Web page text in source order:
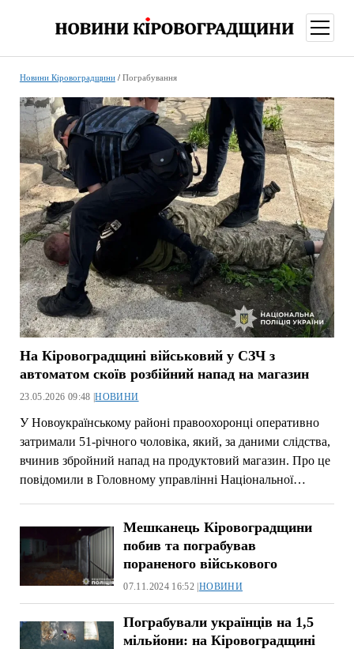
меню
Новини Кіровоградщини/ Пограбування
На Кіровоградщині військовий у СЗЧ з
автоматом скоїв розбійний напад на магазин
23.05.2026 09:48 |НОВИНИ
У Новоукраїнському районі правоохоронці оперативно
затримали 51-річного чоловіка, який, за даними слідства,
вчинив збройний напад на продуктовий магазин. Про це
повідомили в Головному управлінні Національної…
Мешканець Кіровоградщини
побив та пограбував
пораненого військового
07.11.2024 16:52 |НОВИНИ
Пограбували українців на 1,5
мільйони: на Кіровоградщині